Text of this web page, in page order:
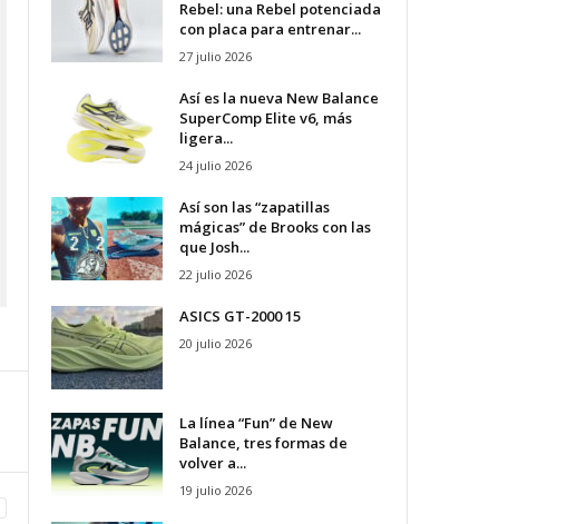
Rebel: una Rebel potenciada
con placa para entrenar...
27 julio 2026
Así es la nueva New Balance
SuperComp Elite v6, más
ligera...
24 julio 2026
Así son las “zapatillas
mágicas” de Brooks con las
que Josh...
22 julio 2026
ASICS GT-2000 15
20 julio 2026
La línea “Fun” de New
Balance, tres formas de
volver a...
19 julio 2026